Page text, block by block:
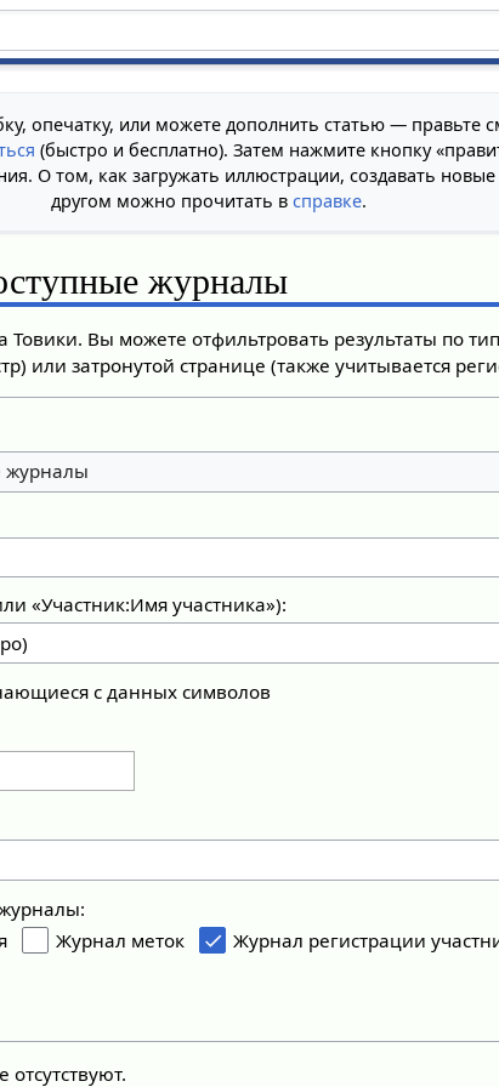
опечатку, или можете дополнить статью — правьте
(быстро и бесплатно). Затем нажмите кнопку
О том, как загружать иллюстрации, создавать
другом можно прочитать в справке.
журналы
Вы можете отфильтровать результаты по
или затронутой странице (также учитывается
журналы
«Участник:Имя участника»):
с данных символов
Журнал меток Журнал регистрации